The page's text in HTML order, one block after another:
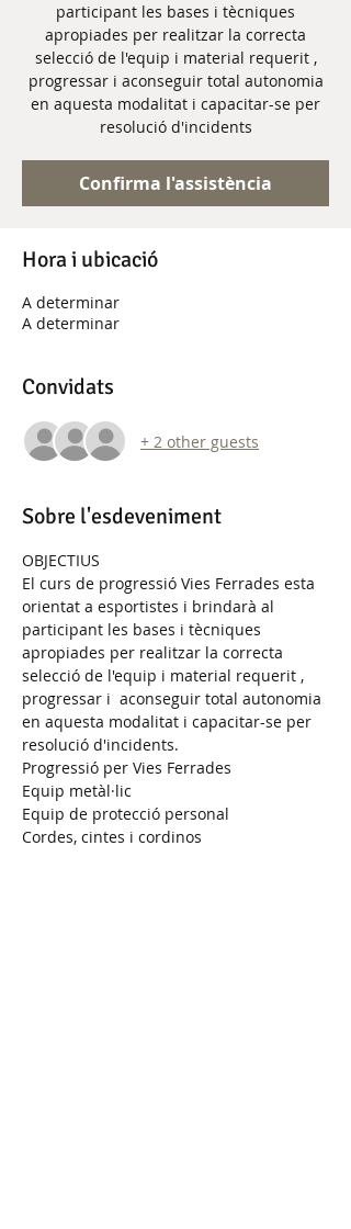
participant les bases i tècniques
apropiades per realitzar la correcta
selecció de l'equip i material requerit ,
progressar i aconseguir total autonomia
en aquesta modalitat i capacitar-se per
resolució d'incidents
Confirma l'assistència
Hora i ubicació
A determinar
A determinar
Convidats
+ 2 other guests
Sobre l'esdeveniment
OBJECTIUS
El curs de progressió Vies Ferrades esta
orientat a esportistes i brindarà al
participant les bases i tècniques
apropiades per realitzar la correcta
selecció de l'equip i material requerit ,
progressar i  aconseguir total autonomia
en aquesta modalitat i capacitar-se per
resolució d'incidents.
Progressió per Vies Ferrades
Equip metàl·lic
Equip de protecció personal
Cordes, cintes i cordinos